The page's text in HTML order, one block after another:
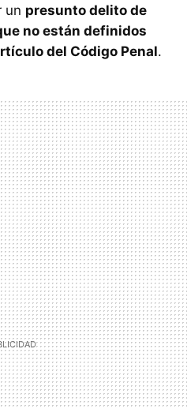
un presunto delito de
no están definidos
del Código Penal.